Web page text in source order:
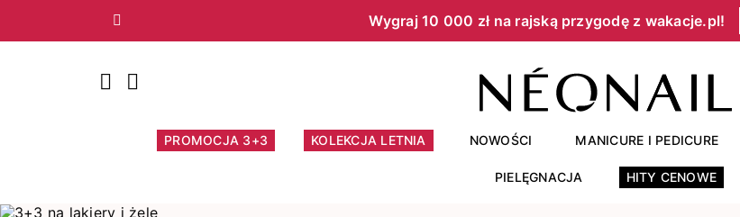
Wygraj 10 000 zł na rajską przygodę z wakacje.pl!​
Poprzedni
PROMOCJA 3+3 KOLEKCJA LETNIA NOWOŚCI MANICURE I PEDICURE
PIELĘGNACJA HITY CENOWE